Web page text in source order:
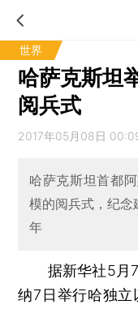
世界
哈萨克斯坦
阅兵式
2017年05月08日
哈萨克斯坦首都
模的阅兵式，纪
年
据新华社5月7
纳7日举行哈独